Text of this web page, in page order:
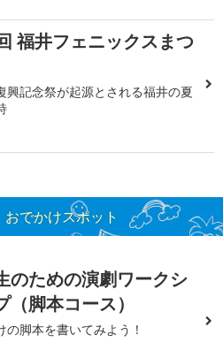
福井フェニックスまつ
興記念祭が起源とされる福井の夏
でかけスポット
のための演劇ワークシ
（脚本コース）
の脚本を書いてみよう！